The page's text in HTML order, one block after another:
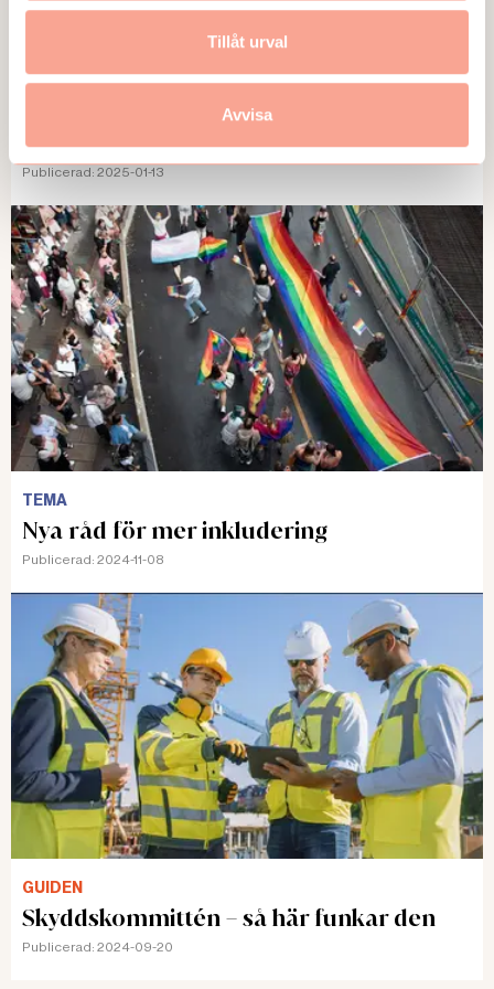
Tillåt urval
Avvisa
6 steg: Anpassa vid psykisk ohälsa
Publicerad: 2025-01-13
TEMA
Nya råd för mer inkludering
Publicerad: 2024-11-08
GUIDEN
Skyddskommittén – så här funkar den
Publicerad: 2024-09-20